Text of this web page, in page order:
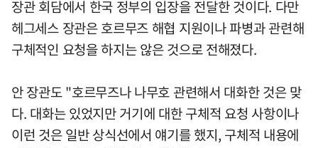
장관 회담에서 한국 정부의 입장을 전달한 것이다. 다만
헤그세스 장관은 호르무즈 해협 지원이나 파병과 관련해
구체적인 요청을 하지는 않은 것으로 전해졌다.
안 장관도 "호르무즈나 나무호 관련해서 대화한 것은 맞
다. 대화는 있었지만 거기에 대한 구체적 요청 사항이나
이런 것은 일반 상식선에서 얘기를 했지, 구체적 내용에